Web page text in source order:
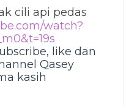
cili api pedas
watch?
like dan
Qasey
kasih